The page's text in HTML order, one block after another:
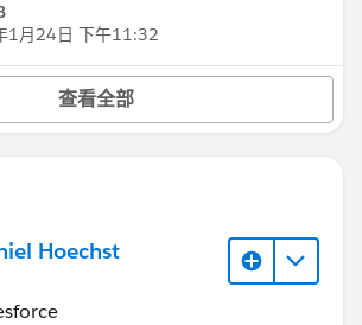
1月24日 下午11:32
查看全部
Hoechst